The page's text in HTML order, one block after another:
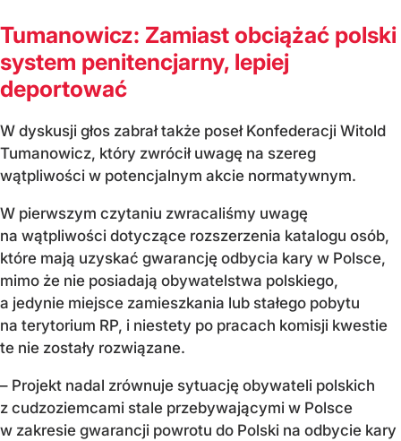
Tumanowicz: Zamiast obciążać polski
system penitencjarny, lepiej
deportować
W dyskusji głos zabrał także poseł Konfederacji Witold
Tumanowicz, który zwrócił uwagę na szereg
wątpliwości w potencjalnym akcie normatywnym.
W pierwszym czytaniu zwracaliśmy uwagę
na wątpliwości dotyczące rozszerzenia katalogu osób,
które mają uzyskać gwarancję odbycia kary w Polsce,
mimo że nie posiadają obywatelstwa polskiego,
a jedynie miejsce zamieszkania lub stałego pobytu
na terytorium RP, i niestety po pracach komisji kwestie
te nie zostały rozwiązane.
– Projekt nadal zrównuje sytuację obywateli polskich
z cudzoziemcami stale przebywającymi w Polsce
w zakresie gwarancji powrotu do Polski na odbycie kary